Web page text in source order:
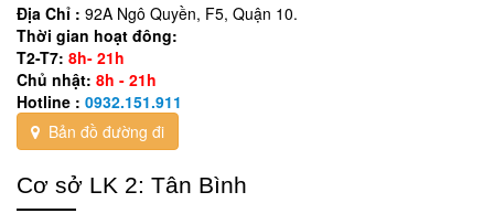
Địa Chỉ : 92A Ngô Quyền, F5, Quận 10.
Thời gian hoạt đông:
T2-T7: 8h- 21h
Chủ nhật: 8h - 21h
Hotline : 0932.151.911
Bản đồ đường đi
Cơ sở LK 2: Tân Bình